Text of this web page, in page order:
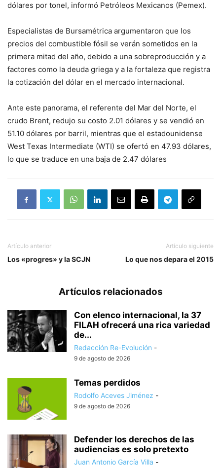
dólares por tonel, informó Petróleos Mexicanos (Pemex).
Especialistas de Bursamétrica argumentaron que los
precios del combustible fósil se verán sometidos en la
primera mitad del año, debido a una sobreproducción y a
factores como la deuda griega y a la fortaleza que registra
la cotización del dólar en el mercado internacional.
Ante este panorama, el referente del Mar del Norte, el
crudo Brent, redujo su costo 2.01 dólares y se vendió en
51.10 dólares por barril, mientras que el estadounidense
West Texas Intermediate (WTI) se ofertó en 47.93 dólares,
lo que se traduce en una baja de 2.47 dólares
Artículo anterior
Los «progres» y la SCJN
Artículo siguiente
Lo que nos depara el 2015
Artículos relacionados
Con elenco internacional, la 37
FILAH ofrecerá una rica variedad
de...
Redacción Re-Evolución -
9 de agosto de 2026
Temas perdidos
Rodolfo Aceves Jiménez -
9 de agosto de 2026
Defender los derechos de las
audiencias es solo pretexto
Juan Antonio García Villa -